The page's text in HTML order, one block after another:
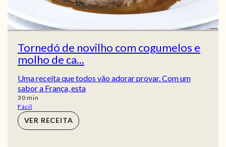
Tornedó de novilho com cogumelos e
molho de ca...
Uma receita que todos vão adorar provar. Com um
sabor a França, esta
30min
min
Fácil
VER RECEITA